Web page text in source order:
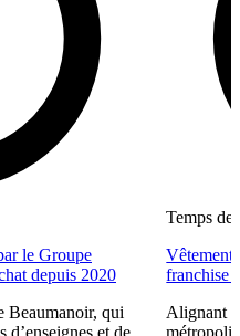
le Groupe
depuis 2020
Beaumanoir, qui
d’enseignes et de
Temps de
franchise
Alignant